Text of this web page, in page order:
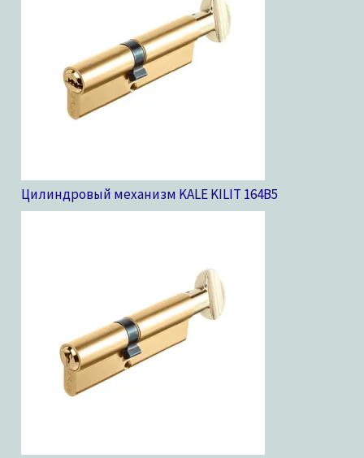
Цилиндровый механизм KALE KILIT 164B5